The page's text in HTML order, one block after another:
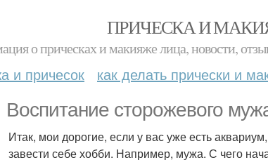
ПРИЧЕСКА И
о прическах и макияже лица, новости,
и причесок как делать прически и
Воспитание сторожевого
Итак, мои дорогие, если у вас уже есть
завести себе хобби. Например, мужа. С чего